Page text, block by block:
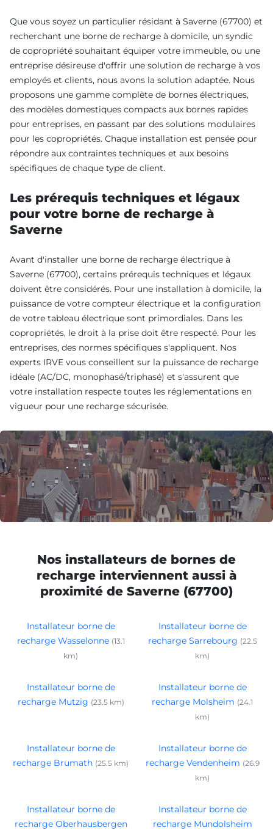
Que vous soyez un particulier résidant à Saverne (67700) et
recherchant une borne de recharge à domicile, un syndic
de copropriété souhaitant équiper votre immeuble, ou une
entreprise désireuse d'offrir une solution de recharge à vos
employés et clients, nous avons la solution adaptée. Nous
proposons une gamme complète de bornes électriques,
des modèles domestiques compacts aux bornes rapides
pour entreprises, en passant par des solutions modulaires
pour les copropriétés. Chaque installation est pensée pour
répondre aux contraintes techniques et aux besoins
spécifiques de chaque type de client.
Les prérequis techniques et légaux
pour votre borne de recharge à
Saverne
Avant d'installer une borne de recharge électrique à
Saverne (67700), certains prérequis techniques et légaux
doivent être considérés. Pour une installation à domicile, la
puissance de votre compteur électrique et la configuration
de votre tableau électrique sont primordiales. Dans les
copropriétés, le droit à la prise doit être respecté. Pour les
entreprises, des normes spécifiques s'appliquent. Nos
experts IRVE vous conseillent sur la puissance de recharge
idéale (AC/DC, monophasé/triphasé) et s'assurent que
votre installation respecte toutes les réglementations en
vigueur pour une recharge sécurisée.
Nos installateurs de bornes de
recharge interviennent aussi à
proximité de Saverne (67700)
Installateur borne de
recharge Wasselonne (13.1
km)
Installateur borne de
recharge Sarrebourg (22.5
km)
Installateur borne de
recharge Mutzig (23.5 km)
Installateur borne de
recharge Molsheim (24.1
km)
Installateur borne de
recharge Brumath (25.5 km)
Installateur borne de
recharge Vendenheim (26.9
km)
Installateur borne de
recharge Oberhausbergen
Installateur borne de
recharge Mundolsheim